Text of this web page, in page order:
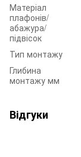
Матеріал
плафонів/
абажура/
підвісок
Тип монтажу
Глибина
монтажу мм
Відгуки